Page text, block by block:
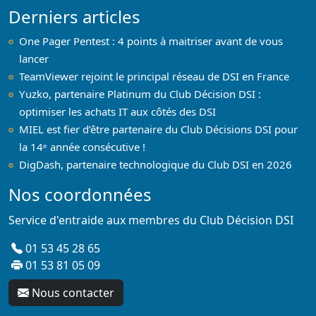
Derniers articles
One Pager Pentest : 4 points à maitriser avant de vous
lancer
TeamViewer rejoint le principal réseau de DSI en France
Yuzko, partenaire Platinum du Club Décision DSI :
optimiser les achats IT aux côtés des DSI
MIEL est fier d’être partenaire du Club Décisions DSI pour
la 14ᵉ année consécutive !
DigDash, partenaire technologique du Club DSI en 2026
Nos coordonnées
Service d'entraide aux membres du Club Décision DSI
01 53 45 28 65
01 53 81 05 09
Nous contacter